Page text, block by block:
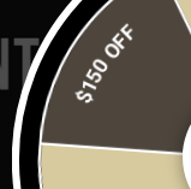
$150 OFF